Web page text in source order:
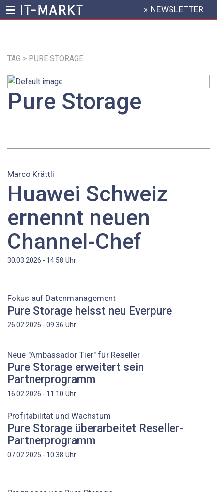
Inhalt
HEADER
MENU
» NEWSLETTER
TAG > PURE STORAGE
Pure Storage
Marco Krättli
Huawei Schweiz
ernennt neuen
Channel-Chef
30.03.2026 - 14:58 Uhr
Fokus auf Datenmanagement
Pure Storage heisst neu Everpure
26.02.2026 - 09:36 Uhr
Neue "Ambassador Tier" für Reseller
Pure Storage erweitert sein
Partnerprogramm
16.02.2026 - 11:10 Uhr
Profitabilität und Wachstum
Pure Storage überarbeitet Reseller-
Partnerprogramm
07.02.2025 - 10:38 Uhr